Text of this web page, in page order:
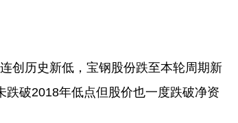
历史新低，宝钢股份跌至本轮周期新
破2018年低点但股价也一度跌破净资